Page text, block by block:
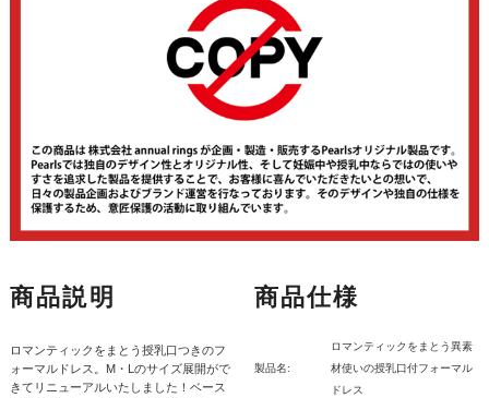
商品説明
ロマンティックをまとう授乳口つきのフ
ォーマルドレス。M・Lのサイズ展開がで
きてリニューアルいたしました！ベース
商品仕様
製品名:
ロマンティックをまとう異素
材使いの授乳口付フォーマル
ドレス